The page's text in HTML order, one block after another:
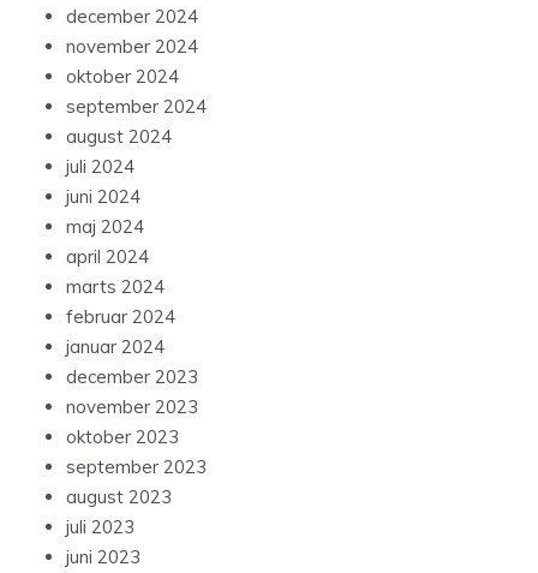
december 2024
november 2024
oktober 2024
september 2024
august 2024
juli 2024
juni 2024
maj 2024
april 2024
marts 2024
februar 2024
januar 2024
december 2023
november 2023
oktober 2023
september 2023
august 2023
juli 2023
juni 2023